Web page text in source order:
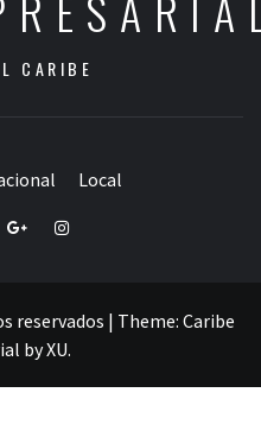
CARIBE
Local
Google+Instagram
reservados | Theme: Caribe
byXU.